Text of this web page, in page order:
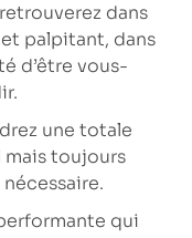
dans
palpitant, dans
d’être vous-
une totale
toujours
qui